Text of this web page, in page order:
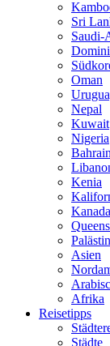
Sri
Saudi-
Oman
Nepal
Kuwait
Nigeria
Bahrain
Kenia
Kanada
Asien
Afrika
Reisetipps
Städte